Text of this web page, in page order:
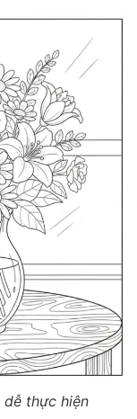
dễ thực hiện